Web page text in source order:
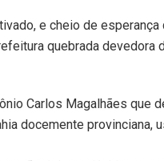
e cheio de esperança
quebrada devedora
Carlos Magalhães que
docemente provinciana,